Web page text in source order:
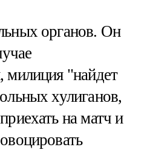
органов. Он
милиция "найдет
хулиганов,
на матч и